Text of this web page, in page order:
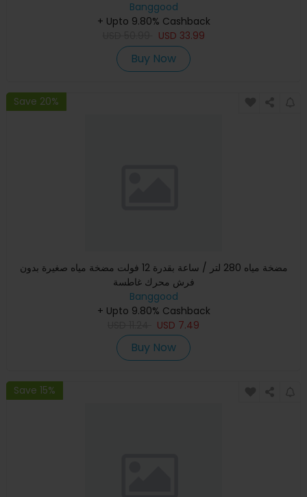
Banggood
+ Upto 9.80% Cashback
USD 33.99
Buy Now
Save 20%
مضخة مياه 280 لتر / ساعة بقدرة 12 فولت مضخة مياه صغيرة بدون
فرش محرك غاطسة
Banggood
+ Upto 9.80% Cashback
USD 7.49
Buy Now
Save 15%